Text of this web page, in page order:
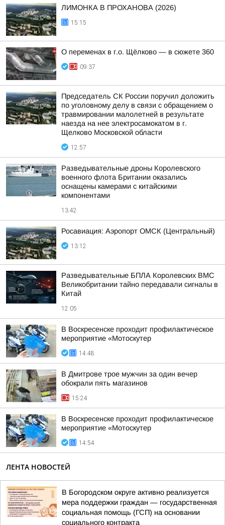
ЛИМОНКА В ПРОХАНОВА (2026)
15:15
О переменах в г.о. Щёлково — в сюжете 360
09:37
Председатель СК России поручил доложить
по уголовному делу в связи с обращением о
травмировании малолетней в результате
наезда на нее электросамокатом в г.
Щелково Московской области
12:57
Разведывательные дроны Королевского
военного флота Британии оказались
оснащены камерами с китайскими
компонентами
13:42
Росавиация: Аэропорт ОМСК (Центральный)
13:12
Разведывательные БПЛА Королевских ВМС
Великобритании тайно передавали сигналы в
Китай
12:05
В Воскресенске проходит профилактическое
мероприятие «Мотоскутер
14:48
В Дмитрове трое мужчин за один вечер
обокрали пять магазинов
15:24
В Воскресенске проходит профилактическое
мероприятие «Мотоскутер
14:54
ЛЕНТА НОВОСТЕЙ
В Богородском округе активно реализуется
мера поддержки граждан — государственная
социальная помощь (ГСП) на основании
социального контракта